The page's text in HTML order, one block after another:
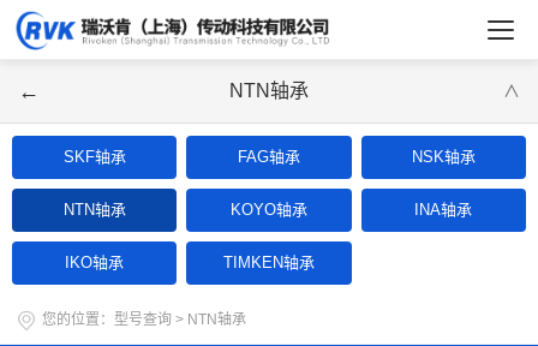
← NTN轴承 ∨
SKF轴承 FAG轴承 NSK轴承
NTN轴承 KOYO轴承 INA轴承
IKO轴承 TIMKEN轴承
您的位置： 型号查询 > NTN轴承